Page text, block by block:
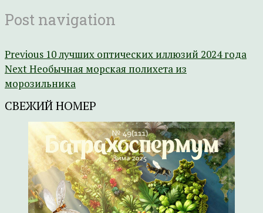
Post navigation
Previous 10 лучших оптических иллюзий 2024 года
NextНеобычная морская полихета из
морозильника
СВЕЖИЙ НОМЕР